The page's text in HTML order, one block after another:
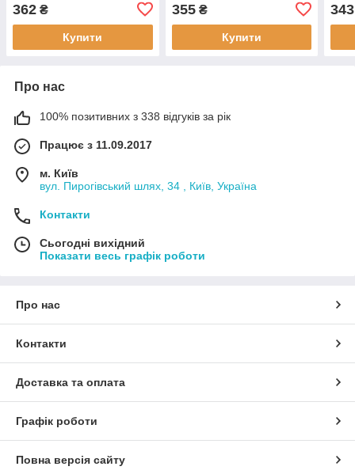
CRAFTER 30-35, 30-50,
оригінальні номери:
362 ₴
Купити
Mokka, BUICK Encore
355₴
Купити
343
Про нас
100% позитивних з 338 відгуків за рік
Працює з 11.09.2017
м. Київ
вул. Пирогівський шлях, 34 , Київ, Україна
Контакти
Сьогодні вихідний
Показати весь графік роботи
Про нас
Контакти
Доставка та оплата
Графік роботи
Повна версія сайту